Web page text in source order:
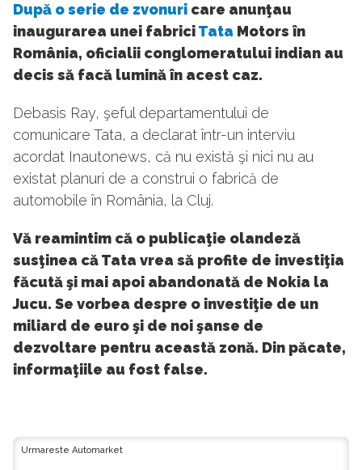
După o serie de zvonuri care anunţau
inaugurarea unei fabriciTata Motors în
România, oficialii conglomeratului indian au
decis să facă lumină în acest caz.
Debasis Ray, şeful departamentului de
comunicare Tata, a declarat într-un interviu
acordat Inautonews, că nu există şi nici nu au
existat planuri de a construi o fabrică de
automobile în România, la Cluj.
Vă reamintim că o publicaţie olandeză
susţinea că Tata vrea să profite de investiţia
făcută şi mai apoi abandonată de Nokia la
Jucu. Se vorbea despre o investiţie de un
miliard de euro şi de noi şanse de
dezvoltare pentru această zonă. Din păcate,
informaţiile au fost false.
Urmareste Automarket